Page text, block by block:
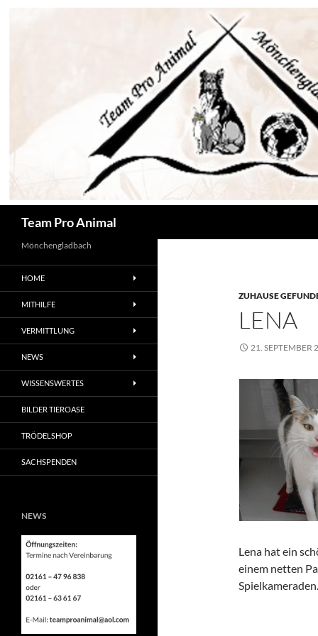
Team Pro Animal
ZUHAUSE
LENA
21. SEPTEMBER
Lena hat ein
einem netten
Spielkameraden.
Mönchengladbach
HOME
MITHILFE
VERMITTLUNG
NEWS
WISSENSWERTES
BILDER TIEROASE
TRÖDELSHOP
SACHSPENDEN
NEWS